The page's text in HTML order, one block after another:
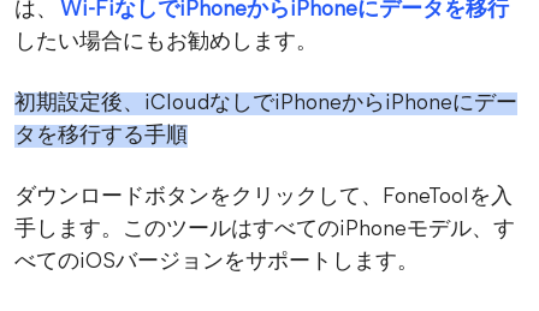
は、
Wi-FiなしでiPhoneからiPhoneにデータを移行
したい場合にもお勧めします。
初期設定後、iCloudなしでiPhoneからiPhoneにデー
タを移行する手順
ダウンロードボタンをクリックして、FoneToolを入
手します。このツールはすべてのiPhoneモデル、す
べてのiOSバージョンをサポートします。